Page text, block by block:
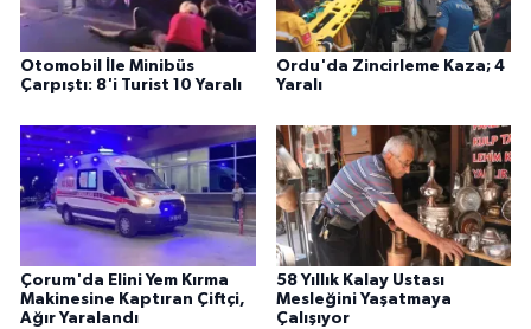
Otomobil İle Minibüs
Çarpıştı: 8'i Turist 10 Yaralı
Ordu'da Zincirleme Kaza; 4
Yaralı
Çorum'da Elini Yem Kırma
Makinesine Kaptıran Çiftçi,
Ağır Yaralandı
58 Yıllık Kalay Ustası
Mesleğini Yaşatmaya
Çalışıyor